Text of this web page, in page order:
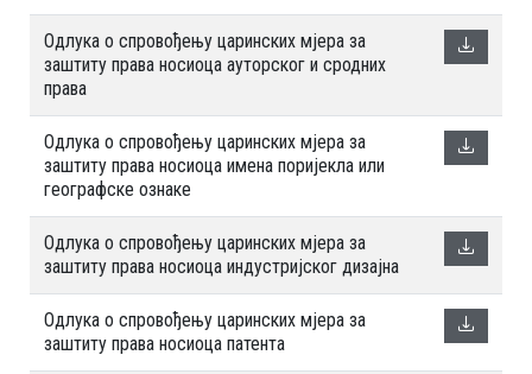
Oдлука о спровођењу царинских мјера за
заштиту права носиоца ауторског и сродних
права
Oдлука о спровођењу царинских мјера за
заштиту права носиоца имена поријекла или
географске ознаке
Oдлука о спровођењу царинских мјера за
заштиту права носиоца индустријског дизајна
Oдлука о спровођењу царинских мјера за
заштиту права носиоца патента